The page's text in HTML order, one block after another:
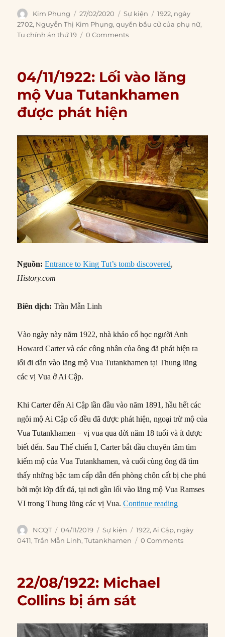
Author
Kim Phụng
Posted
on
27/02/2020 Categories
Sự kiện Tags
1922, ngày
2702, Nguyễn Thị Kim Phụng,quyền bầu cử của phụ nữ,
Tu chính án thứ 19
0 Comments
04/11/1922: Lối vào lăng
mộ Vua Tutankhamen
được phát hiện
Nguồn: Entrance to King Tut’s tomb discovered,
History.com
Biên dịch: Trần Mẫn Linh
Vào ngày này năm 1922, nhà khảo cổ học người Anh
Howard Carter và các công nhân của ông đã phát hiện ra
lối đi dẫn vào lăng mộ Vua Tutankhamen tại Thung lũng
các vị Vua ở Ai Cập.
Khi Carter đến Ai Cập lần đầu vào năm 1891, hầu hết các
ngôi mộ Ai Cập cổ đều đã được phát hiện, ngoại trừ mộ của
Vua Tutankhamen – vị vua qua đời năm 18 tuổi và ít được
biết đến. Sau Thế chiến I, Carter bắt đầu chuyên tâm tìm
kiếm mộ của Vua Tutankhamen, và cuối cùng ông đã tìm
thấy những bậc tam cấp dẫn đến phòng chôn cất bị che phủ
bởi một lớp đất đá, tại nơi gần lối vào lăng mộ Vua Ramses
VI trong Thung lũng các vị Vua.Continue reading“04/11/1922:
Author
NCQT
Posted
on
04/11/2019 Categories
Sự kiện Tags
1922,Ai Cập, ngày
0411,Trần Mẫn Linh,Tutankhamen 0 Comments
22/08/1922: Michael
Collins bị ám sát